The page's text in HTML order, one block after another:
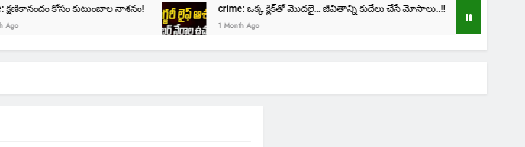
క్షణికానందం కోసం కుటుంబాల నాశనం! crime: ఒక్క క్లిక్‌తో మొదలై… జీవితాన్ని కుదేలు చేసే మోసాలు..!!
1 Month Ago